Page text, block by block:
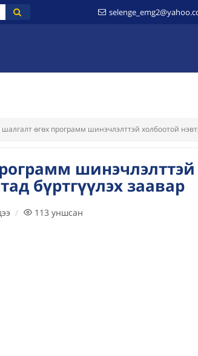
өгөх программ шинэчлэлттэй холбоотой
шинэчлэлттэй
бүртгүүлэх заавар
113 уншсан